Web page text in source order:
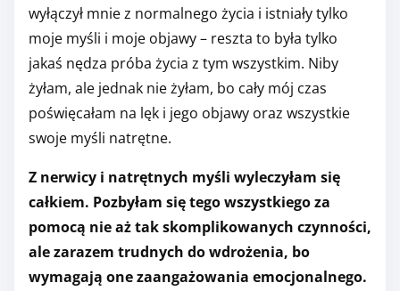
wyłączył mnie z normalnego życia i istniały tylko
moje myśli i moje objawy – reszta to była tylko
jakaś nędza próba życia z tym wszystkim. Niby
żyłam, ale jednak nie żyłam, bo cały mój czas
poświęcałam na lęk i jego objawy oraz wszystkie
swoje myśli natrętne.
Z nerwicy i natrętnych myśli wyleczyłam się
całkiem. Pozbyłam się tego wszystkiego za
pomocą nie aż tak skomplikowanych czynności,
ale zarazem trudnych do wdrożenia, bo
wymagają one zaangażowania emocjonalnego.